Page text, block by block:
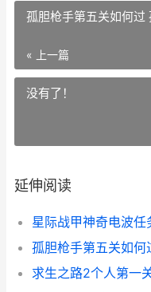
孤胆枪手第五关如何过
« 上一篇
没有了！
延伸阅读
星际战甲神奇电波